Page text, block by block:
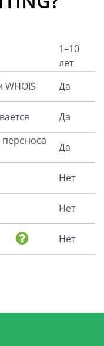
1–10
лет
Да
Да
переноса
Да
Нет
Нет
Нет